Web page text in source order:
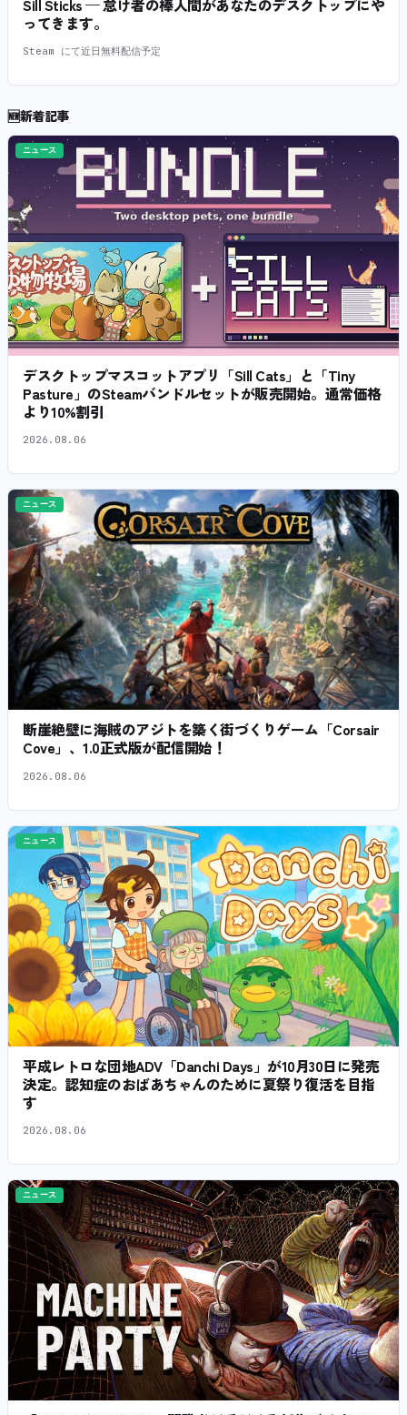
Sill Sticks — 怠け者の棒人間があなたのデスクトップにや
ってきます。
Steam にて近日無料配信予定
🆕新着記事
ニュース
デスクトップマスコットアプリ「Sill Cats」と「Tiny
Pasture」のSteamバンドルセットが販売開始。通常価格
より10%割引
2026.08.06
ニュース
断崖絶壁に海賊のアジトを築く街づくりゲーム「Corsair
Cove」、1.0正式版が配信開始！
2026.08.06
ニュース
平成レトロな団地ADV「Danchi Days」が10月30日に発売
決定。認知症のおばあちゃんのために夏祭り復活を目指
す
2026.08.06
ニュース